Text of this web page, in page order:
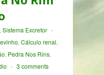
, Sistema Excretor -
, Cálculo renal,
, Pedra Nos Rins,
- 3 comments